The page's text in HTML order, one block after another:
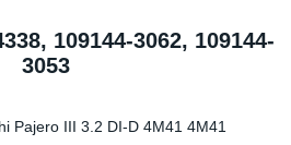
109144-3062, 109144-
3053
Pajero III 3.2 DI-D 4M41 4М41